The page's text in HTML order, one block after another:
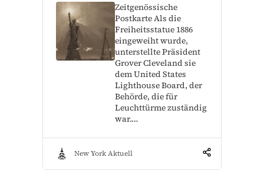
Zeitgenössische
Postkarte Als die
Freiheitsstatue 1886
eingeweiht wurde,
unterstellte Präsident
Grover Cleveland sie
dem United States
Lighthouse Board, der
Behörde, die für
Leuchttürme zuständig
war.…
New York Aktuell